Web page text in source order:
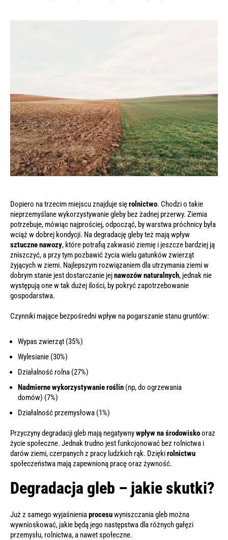
Dopiero na trzecim miejscu znajduje sięrolnictwo. Chodzi o takie
nieprzemyślane wykorzystywanie gleby bez żadnej przerwy. Ziemia
potrzebuje, mówiąc najprościej, odpocząć, by warstwa próchnicy była
wciąż w dobrej kondycji. Na degradację gleby też mają wpływ
sztuczne nawozy, które potrafią zakwasić ziemię i jeszcze bardziej ją
zniszczyć, a przy tym pozbawić życia wielu gatunków zwierząt
żyjących w ziemi. Najlepszym rozwiązaniem dla utrzymania ziemi w
dobrym stanie jest dostarczanie jejnawozów naturalnych, jednak nie
występują one w tak dużej ilości, by pokryć zapotrzebowanie
gospodarstwa.
Czynniki mające bezpośredni wpływ na pogarszanie stanu gruntów:
Wypas zwierząt (35%)
Wylesianie (30%)
Działalność rolna (27%)
Nadmierne wykorzystywanie roślin (np, do ogrzewania
domów) (7%)
Działalność przemysłowa (1%)
Przyczyny degradacji gleb mają negatywnywpływ na środowiskooraz
życie społeczne. Jednak trudno jest funkcjonować bez rolnictwa i
darów ziemi, czerpanych z pracy ludzkich rąk. Dziękirolnictwu
społeczeństwa mają zapewnioną pracę oraz żywność.
Degradacja gleb – jakie skutki?
Już z samego wyjaśnieniaprocesuwyniszczania gleb można
wywnioskować, jakie będą jego następstwa dla różnych gałęzi
przemysłu, rolnictwa, a nawet społeczne.